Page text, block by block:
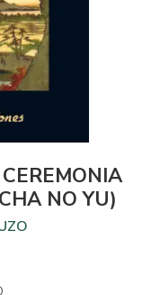
NO YU)